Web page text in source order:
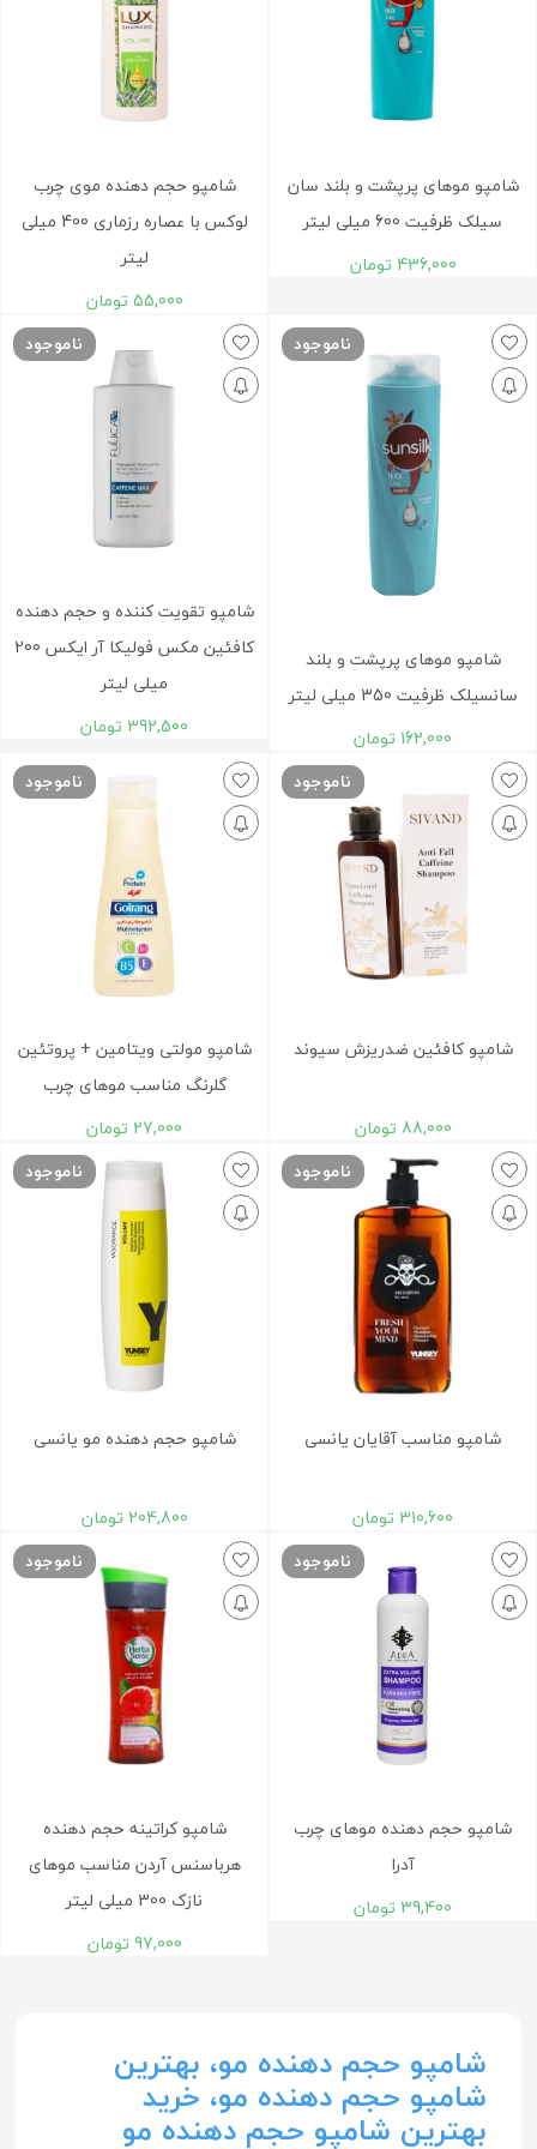
شامپو موهای پرپشت و بلند سان
سیلک ظرفیت 600 میلی لیتر
436,000 تومان
شامپو حجم دهنده موی چرب
لوکس با عصاره رزماری 400 میلی
لیتر
55,000 تومان
ناموجود
شامپو موهای پرپشت و بلند
سانسیلک ظرفیت 350 میلی لیتر
162,000 تومان
ناموجود
شامپو تقویت کننده و حجم دهنده
کافئین مکس فولیکا آر ایکس 200
میلی لیتر
392,500 تومان
ناموجود
شامپو کافئين ضدريزش سيوند
88,000 تومان
ناموجود
شامپو مولتی ویتامین + پروتئین
گلرنگ مناسب موهای چرب
27,000 تومان
ناموجود
شامپو مناسب آقایان یانسی
310,600 تومان
ناموجود
شامپو حجم دهنده مو یانسی
204,800 تومان
ناموجود
شامپو حجم دهنده موهای چرب
آدرا
39,400 تومان
ناموجود
شامپو کراتینه حجم دهنده
هرباسنس آردن مناسب موهای
نازک 300 میلی لیتر
97,000 تومان
شامپو حجم دهنده مو، بهترین
شامپو حجم دهنده مو، خرید
بهترین شامپو حجم دهنده مو